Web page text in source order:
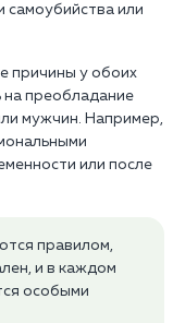
или
причины у обоих
преобладание
мужчин. Например,
или после
правилом,
и в каждом
особыми